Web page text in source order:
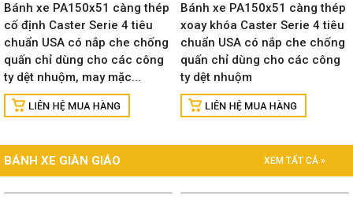
Bánh xe PA150x51 càng thép
cố định Caster Serie 4 tiêu
chuẩn USA có nắp che chống
quấn chỉ dùng cho các công
ty dệt nhuộm, may mặc...
Bánh xe PA150x51 càng thép
xoay khóa Caster Serie 4 tiêu
chuẩn USA có nắp che chống
quấn chỉ dùng cho các công
ty dệt nhuộm
BÁNH XE GIÀN GIÁO XEM TẤT CẢ »